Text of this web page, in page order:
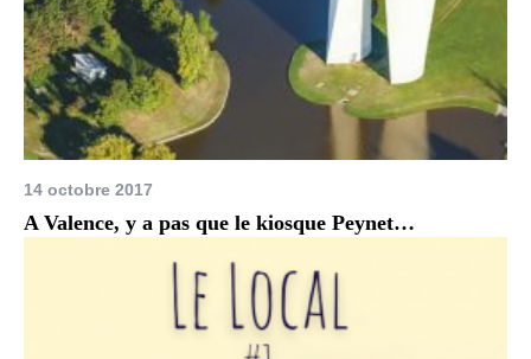
14 octobre 2017
A Valence, y a pas que le kiosque Peynet…